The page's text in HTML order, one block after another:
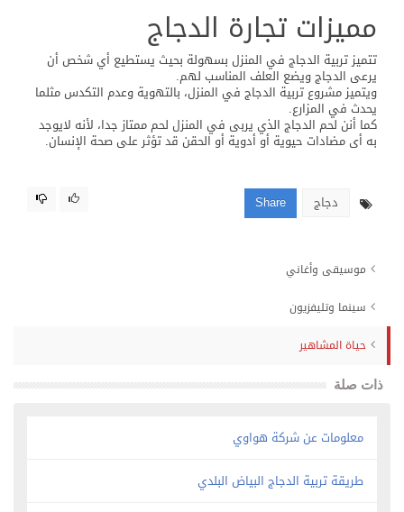
مميزات تجارة الدجاج
تتميز تربية الدجاج في المنزل بسهولة بحيث يستطيع أي شخص أن
يرعى الدجاج ويضع العلف المناسب لهم.
ويتميز مشروع تربية الدجاج في المنزل، بالتهوية وعدم التكدس مثلما
يحدث في المزارع.
كما أنن لحم الدجاج الذي يربى في المنزل لحم ممتاز جدا، لأنه لايوجد
به أى مضادات حيوية أو أدوية أو الحقن قد تؤثر على صحة الإنسان.
دجاج Share
موسيقى وأغاني
سينما وتليفزيون
حياة المشاهير
ذات صلة
معلومات عن شركة هواوي
طريقة تربية الدجاج البياض البلدي